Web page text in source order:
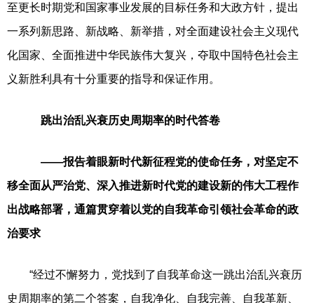
至更长时期党和国家事业发展的目标任务和大政方针，提出
一系列新思路、新战略、新举措，对全面建设社会主义现代
化国家、全面推进中华民族伟大复兴，夺取中国特色社会主
义新胜利具有十分重要的指导和保证作用。
跳出治乱兴衰历史周期率的时代答卷
——报告着眼新时代新征程党的使命任务，对坚定不
移全面从严治党、深入推进新时代党的建设新的伟大工程作
出战略部署，通篇贯穿着以党的自我革命引领社会革命的政
治要求
“经过不懈努力，党找到了自我革命这一跳出治乱兴衰历
史周期率的第二个答案，自我净化、自我完善、自我革新、